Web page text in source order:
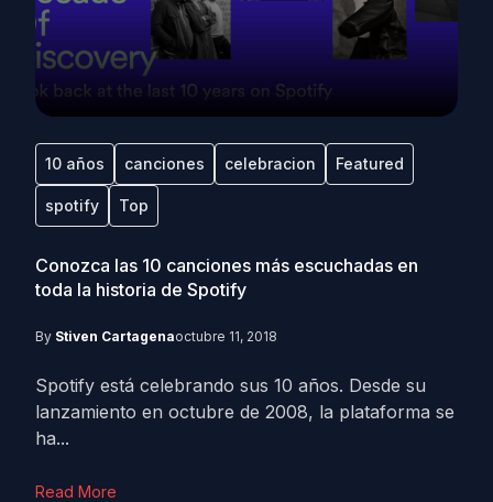
10 años canciones celebracion Featured
spotify Top
Conozca las 10 canciones más escuchadas en
toda la historia de Spotify
By Stiven Cartagenaoctubre 11, 2018
Spotify está celebrando sus 10 años. Desde su
lanzamiento en octubre de 2008, la plataforma se
ha...
Read More